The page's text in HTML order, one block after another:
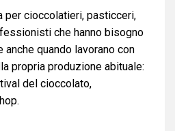
per cioccolatieri, pasticceri,
che hanno bisogno
quando lavorano con
propria produzione abituale:
del cioccolato,